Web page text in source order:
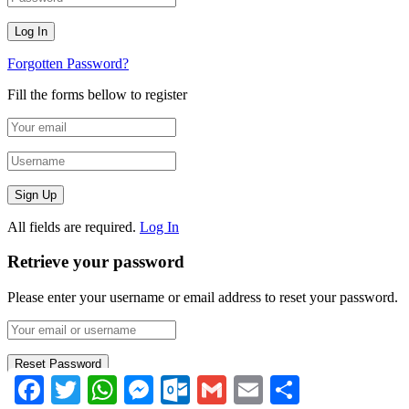
Forgotten Password?
Fill the forms bellow to register
All fields are required. Log In
Retrieve your password
Please enter your username or email address to reset your password.
Log In
FacebookTwitter WhatsAppMessengerOutlook.com
Gmail Email